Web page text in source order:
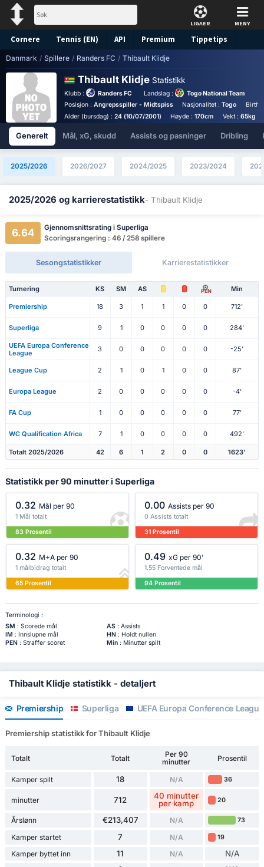
LIGAER MENY
Cornere Tennis (EN) API Premium Tippetips
Danmark / Spillere / Randers FC / Thibault Klidje
Thibault Klidje Statistikk
Klubb : Randers FC Landslag :
Togo National Team
Posisjon : Angrepsspiller - Midtspiss Nasjonalitet :Togo
Alder (bursdag) : 24 (10/07/2001) Høyde :170cm Vekt : 65kg
Generelt Mål, xG, skudd Assists og pasninger Dribling
2025/2026 2026/2027 2024/2025 2023/2024
2025/2026 og karrierestatistikk- Thibault Klidje
6.64
Gjennomsnittsrating i Superliga
Scoringsrangering : 46 / 258 spillere
Sesongstatistikker Karrierestatistikker
Turnering KS SM AS PEN Min
Premiership 18 3 1 1 0 0 712'
Superliga 9 1 0 0 0 0 284'
UEFA Europa Conference
League
3 0 0 0 0 0 -25'
League Cup 2 1 0 1 0 0 87'
Europa League 2 0 0 0 0 0 -4'
FA Cup 1 0 0 0 0 0 77'
WC Qualification Africa 7 1 0 0 0 0 492'
Totalt 2025/2026 42 6 1 2 0 0 1623'
Statistikk per 90 minutter i Superliga
0.32 Mål per 90
1 Mål totalt
83 Prosentil
0.00 Assists per 90
0 Assists totalt
31 Prosentil
0.32 M+A per 90
1 målbidrag totalt
65 Prosentil
0.49 xG per 90'
1.55 Forventede mål
94 Prosentil
Terminologi :
SM : Scorede mål AS: Assists
IM : Innslupne mål HN: Holdt nullen
PEN: Straffer scoret Min: Minutter spilt
Thibault Klidje statistikk - detaljert
Premiership Superliga UEFA Europa Conference League
Premiership statistikk for Thibault Klidje
Totalt Totalt
Per 90
minutter
Prosentil
Kamper spilt 18 N/A 36
minutter 712
40 minutter
per kamp
20
Årslønn €213,407 N/A 73
Kamper startet 7 N/A 19
Kamper byttet inn 11 N/A N/A